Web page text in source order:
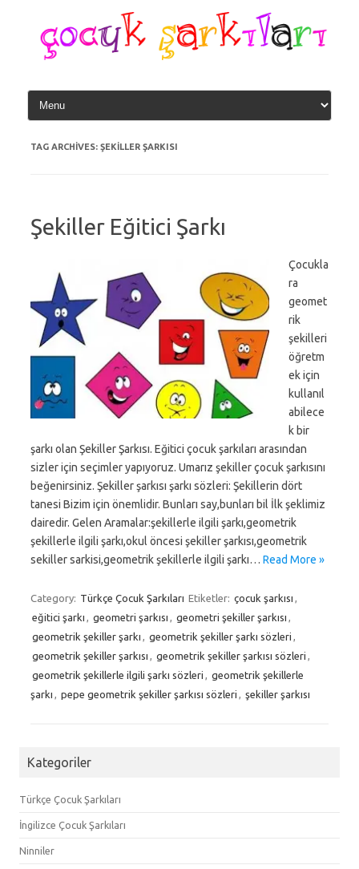
content
TAG ARCHIVES: ŞEKILLER ŞARKISI
Şekiller Eğitici Şarkı
Çocukla
ra
geomet
rik
şekilleri
öğretm
ek için
kullanıl
abilece
k bir
şarkı olan Şekiller Şarkısı. Eğitici çocuk şarkıları arasından
sizler için seçimler yapıyoruz. Umarız şekiller çocuk şarkısını
beğenirsiniz. Şekiller şarkısı şarkı sözleri: Şekillerin dört
tanesi Bizim için önemlidir. Bunları say,bunları bil İlk şeklimiz
dairedir. Gelen Aramalar:şekillerle ilgili şarkı,geometrik
şekillerle ilgili şarkı,okul öncesi şekiller şarkısı,geometrik
sekiller sarkisi,geometrik şekillerle ilgili şarkı… Read More »
Category: Türkçe Çocuk Şarkıları Etiketler: çocuk şarkısı
eğitici şarkı
geometri şarkısı geometri şekiller şarkısı
geometrik şekiller şarkı
geometrik şekiller şarkı sözleri
geometrik şekiller şarkısı
geometrik şekiller şarkısı sözleri
geometrik şekillerle ilgili şarkı sözleri
geometrik şekillerle
şarkı
pepe geometrik şekiller şarkısı sözleri şekiller şarkısı
Kategoriler
Türkçe Çocuk Şarkıları
İngilizce Çocuk Şarkıları
Ninniler